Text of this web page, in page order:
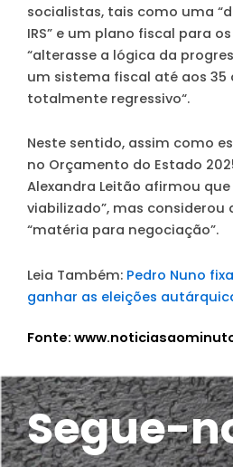
socialistas, tais como uma
IRS” e um plano fiscal para
“alterasse a lógica da
um sistema fiscal até aos 35
totalmente regressivo“.
Neste sentido, assim como
no Orçamento do Estado
Alexandra Leitão afirmou que
viabilizado”, mas considerou
“matéria para negociação”.
Leia Também: Pedro Nuno
ganhar as eleições
Fonte:
Segue-